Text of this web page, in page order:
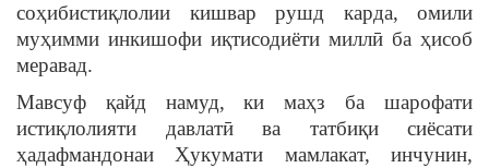
соҳибистиқлолии кишвар рушд карда, омили
муҳимми инкишофи иқтисодиёти миллӣ ба ҳисоб
меравад.
Мавсуф қайд намуд, ки маҳз ба шарофати
истиқлолияти давлатӣ ва татбиқи сиёсати
ҳадафмандонаи Ҳукумати мамлакат, инчунин,